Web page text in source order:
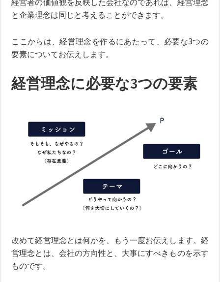
と企業理念は同じと考えることができます。
ここからは、経営理念を作るにあたって、必要な3つの
要素についてお伝えします。
経営理念に必要な3つの要素
改めて経営理念とは何かを、もう一度お伝えします。経
営理念とは、会社の方向性と、大事にすべきものを示す
ものです。